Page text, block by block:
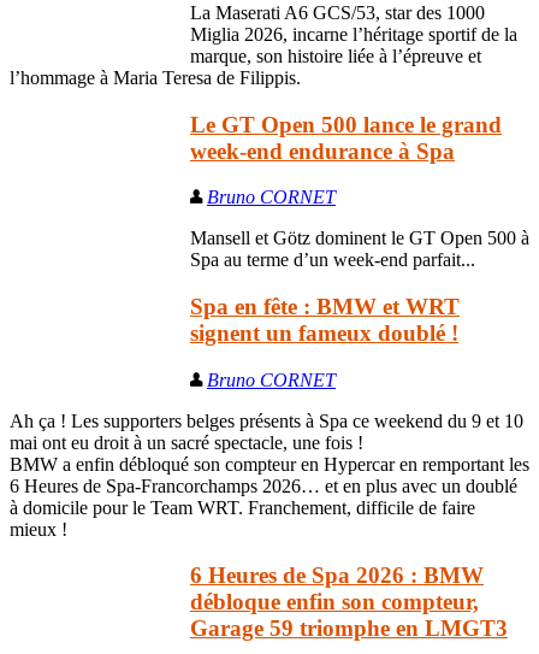
La Maserati A6 GCS/53, star des 1000
Miglia 2026, incarne l’héritage sportif de la
marque, son histoire liée à l’épreuve et
l’hommage à Maria Teresa de Filippis.
Le GT Open 500 lance le grand
week-end endurance à Spa
Bruno CORNET
Mansell et Götz dominent le GT Open 500 à
Spa au terme d’un week-end parfait...
Spa en fête : BMW et WRT
signent un fameux doublé !
Bruno CORNET
Ah ça ! Les supporters belges présents à Spa ce weekend du 9 et 10
mai ont eu droit à un sacré spectacle, une fois !
BMW a enfin débloqué son compteur en Hypercar en remportant les
6 Heures de Spa-Francorchamps 2026… et en plus avec un doublé
à domicile pour le Team WRT. Franchement, difficile de faire
mieux !
6 Heures de Spa 2026 : BMW
débloque enfin son compteur,
Garage 59 triomphe en LMGT3